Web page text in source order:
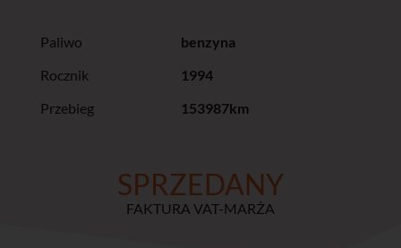
Paliwo
benzyna
Rocznik
1994
Przebieg
153987km
SPRZEDANY
FAKTURA VAT-MARŻA